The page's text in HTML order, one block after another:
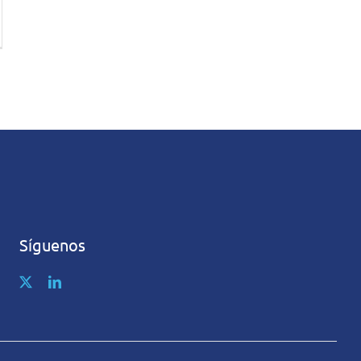
Síguenos